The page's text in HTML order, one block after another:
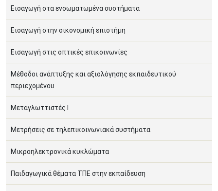
Εισαγωγή στα ενσωματωμένα συστήματα
Εισαγωγή στην οικονομική επιστήμη
Εισαγωγή στις οπτικές επικοινωνίες
Μέθοδοι ανάπτυξης και αξιολόγησης εκπαιδευτικού
περιεχομένου
Μεταγλωττιστές Ι
Μετρήσεις σε τηλεπικοινωνιακά συστήματα
Μικροηλεκτρονικά κυκλώματα
Παιδαγωγικά θέματα ΤΠΕ στην εκπαίδευση